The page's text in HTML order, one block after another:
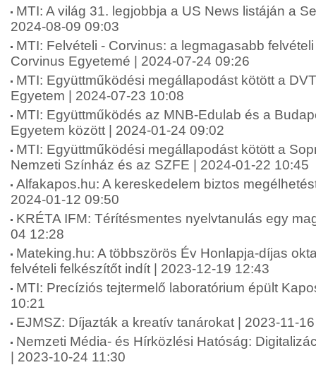
MTI: A világ 31. legjobbja a US News listáján a
2024-08-09 09:03
MTI: Felvételi - Corvinus: a legmagasabb
Corvinus Egyetemé | 2024-07-24 09:26
MTI: Együttműködési megállapodást kötött a
Egyetem | 2024-07-23 10:08
MTI: Együttműködés az MNB-Edulab és a
Egyetem között | 2024-01-24 09:02
MTI: Együttműködési megállapodást kötött a
Nemzeti Színház és az SZFE | 2024-01-22 10:45
Alfakapos.hu: A kereskedelem biztos
2024-01-12 09:50
KRÉTA IFM: Térítésmentes nyelvtanulás egy
04 12:28
Mateking.hu: A többszörös Év Honlapja-díjas
felvételi felkészítőt indít | 2023-12-19 12:43
MTI: Precíziós tejtermelő laboratórium épült
10:21
EJMSZ: Díjazták a kreatív tanárokat | 2023-11-
Nemzeti Média- és Hírközlési Hatóság:
| 2023-10-24 11:30